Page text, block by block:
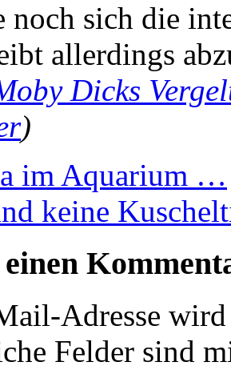
noch sich die
allerdings
Dicks
)
im Aquarium …
keine
einen
Adresse
Felder sind